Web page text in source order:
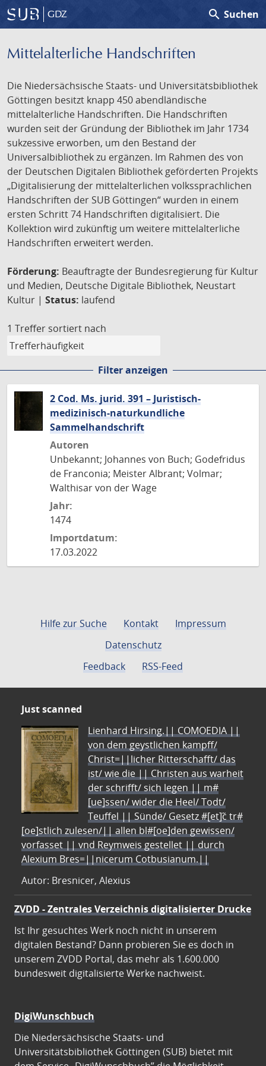
GDZ search Suchen
Mittelalterliche Handschriften
Die Niedersächsische Staats- und Universitätsbibliothek
Göttingen besitzt knapp 450 abendländische
mittelalterliche Handschriften. Die Handschriften
wurden seit der Gründung der Bibliothek im Jahr 1734
sukzessive erworben, um den Bestand der
Universalbibliothek zu ergänzen. Im Rahmen des von
der Deutschen Digitalen Bibliothek geförderten Projekts
„Digitalisierung der mittelalterlichen volkssprachlichen
Handschriften der SUB Göttingen“ wurden in einem
ersten Schritt 74 Handschriften digitalisiert. Die
Kollektion wird zukünftig um weitere mittelalterliche
Handschriften erweitert werden.
Förderung: Beauftragte der Bundesregierung für Kultur
und Medien, Deutsche Digitale Bibliothek, Neustart
Kultur | Status: laufend
1 Treffer sortiert nach
Filter anzeigen
2 Cod. Ms. jurid. 391 – Juristisch-
medizinisch-naturkundliche
Sammelhandschrift
Autoren
Unbekannt; Johannes von Buch; Godefridus
de Franconia; Meister Albrant; Volmar;
Walthisar von der Wage
Jahr:
1474
Importdatum:
17.03.2022
Hilfe zur Suche Kontakt
Impressum
Datenschutz
Feedback
RSS-Feed
Just scanned
Lienhard Hirsing.|| COMOEDIA ||
von dem geystlichen kampff/
Christ=||licher Ritterschafft/ das
ist/ wie die || Christen aus warheit
der schrifft/ sich legen || m#
[ue]ssen/ wider die Heel/ Todt/
Teuffel || Sünde/ Gesetz #[et]c̃ tr#
[oe]stlich zulesen/|| allen bl#[oe]den gewissen/
vorfasset || vnd Reymweis gestellet || durch
Alexium Bres=||nicerum Cotbusianum.||
Autor: Bresnicer, Alexius
ZVDD - Zentrales Verzeichnis digitalisierter Drucke
Ist Ihr gesuchtes Werk noch nicht in unserem
digitalen Bestand? Dann probieren Sie es doch in
unserem ZVDD Portal, das mehr als 1.600.000
bundesweit digitalisierte Werke nachweist.
DigiWunschbuch
Die Niedersächsische Staats- und
Universitätsbibliothek Göttingen (SUB) bietet mit